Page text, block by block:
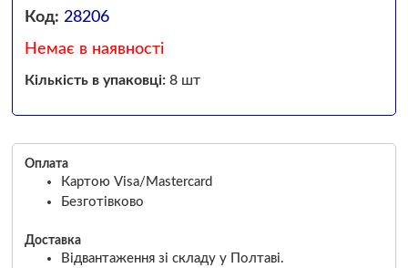
Код: 28206
Немає в наявності
Кількість в упаковці:8 шт
Оплата
Картою Visa/Mastercard
Безготівково
Доставка
Відвантаження зі складу у Полтаві.